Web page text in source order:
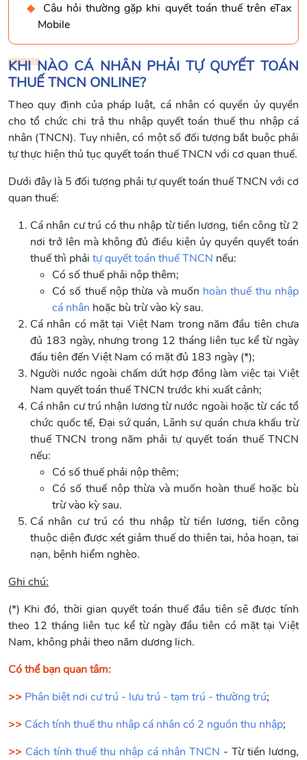
Câu hỏi thường gặp khi quyết toán thuế trên eTax
Mobile
KHI NÀO CÁ NHÂN PHẢI TỰ QUYẾT TOÁN
THUẾ TNCN ONLINE?
Theo quy định của pháp luật, cá nhân có quyền ủy quyền
cho tổ chức chi trả thu nhập quyết toán thuế thu nhập cá
nhân (TNCN). Tuy nhiên, có một số đối tượng bắt buộc phải
tự thực hiện thủ tục quyết toán thuế TNCN với cơ quan thuế.
Dưới đây là 5 đối tượng phải tự quyết toán thuế TNCN với cơ
quan thuế:
Cá nhân cư trú có thu nhập từ tiền lương, tiền công từ 2
nơi trở lên mà không đủ điều kiện ủy quyền quyết toán
thuế thì phải tự quyết toán thuế TNCN nếu:
Có số thuế phải nộp thêm;
Có số thuế nộp thừa và muốn hoàn thuế thu nhập
cá nhân hoặc bù trừ vào kỳ sau.
Cá nhân có mặt tại Việt Nam trong năm đầu tiên chưa
đủ 183 ngày, nhưng trong 12 tháng liên tục kể từ ngày
đầu tiên đến Việt Nam có mặt đủ 183 ngày (*);
Người nước ngoài chấm dứt hợp đồng làm việc tại Việt
Nam quyết toán thuế TNCN trước khi xuất cảnh;
Cá nhân cư trú nhận lương từ nước ngoài hoặc từ các tổ
chức quốc tế, Đại sứ quán, Lãnh sự quán chưa khấu trừ
thuế TNCN trong năm phải tự quyết toán thuế TNCN
nếu:
Có số thuế phải nộp thêm;
Có số thuế nộp thừa và muốn hoàn thuế hoặc bù
trừ vào kỳ sau.
Cá nhân cư trú có thu nhập từ tiền lương, tiền công
thuộc diện được xét giảm thuế do thiên tai, hỏa hoạn, tai
nạn, bệnh hiểm nghèo.
Ghi chú:
(*) Khi đó, thời gian quyết toán thuế đầu tiên sẽ được tính
theo 12 tháng liên tục kể từ ngày đầu tiên có mặt tại Việt
Nam, không phải theo năm dương lịch.
Có thể bạn quan tâm:
>> Phân biệt nơi cư trú - lưu trú - tạm trú - thường trú;
>> Cách tính thuế thu nhập cá nhân có 2 nguồn thu nhập;
>> Cách tính thuế thu nhập cá nhân TNCN - Từ tiền lương,